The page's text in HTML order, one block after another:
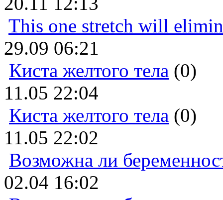
This one stretch will
29.09 06:21
Киста желтого тела (0)
11.05 22:04
Киста желтого тела (0)
11.05 22:02
Возможна ли
02.04 16:02